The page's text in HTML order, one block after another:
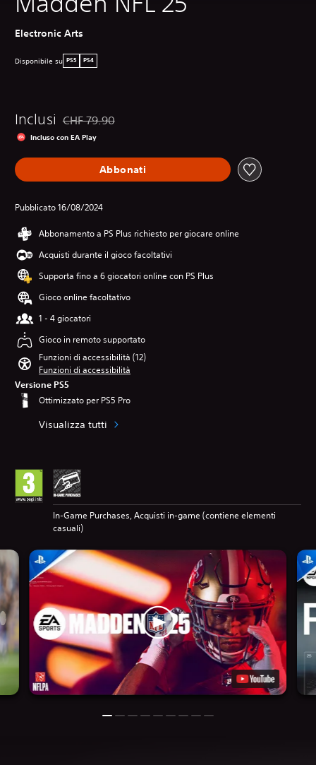
Electronic Arts
Disponibile su PS5 PS4
Inclusi Scontato dal prezzo originale di CHF 79.90
CHF 79.90
Incluso con EA Play
Abbonati
Pubblicato 16/08/2024
Abbonamento a PS Plus richiesto per giocare online
Acquisti durante il gioco facoltativi
Supporta fino a 6 giocatori online con PS Plus
Gioco online facoltativo
1 - 4 giocatori
Gioco in remoto supportato
Funzioni di accessibilità (12)
Funzioni di accessibilità
Versione PS5
Ottimizzato per PS5 Pro
Visualizza tutti
In-Game Purchases, Acquisti in-game (contiene elementi
casuali)